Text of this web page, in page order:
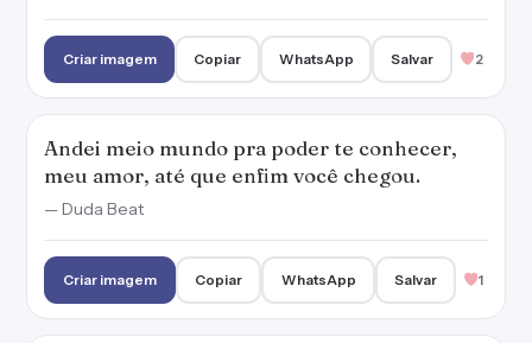
Criar imagem Copiar WhatsApp Salvar 2
Andei meio mundo pra poder te conhecer,
meu amor, até que enfim você chegou.
— Duda Beat
Criar imagem Copiar WhatsApp Salvar 1